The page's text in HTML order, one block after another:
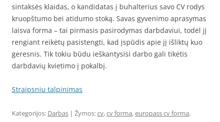
sintaksės klaidas, o kandidatas į buhalterius savo CV rodys
kruopštumo bei atidumo stoką. Savas gyvenimo aprasymas
laisva forma – tai pirmasis pasirodymas darbdaviui, todėl jį
rengiant reikėtų pasistengti, kad įspūdis apie jį išliktų kuo
geresnis. Tik tokiu būdu ieškantysisi darbo gali tikėtis
darbdavių kvietimo į pokalbį.
Straipsniu talpinimas
Kategorijos: Darbas | Žymos:cv,cv forma,europass cv forma,